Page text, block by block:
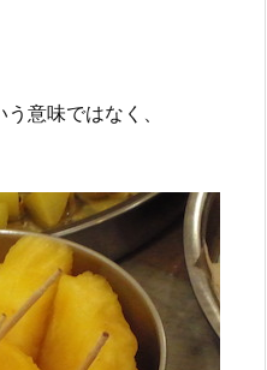
意味ではなく、